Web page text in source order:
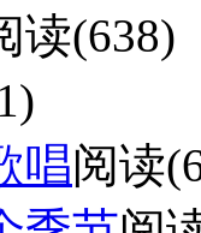
读(638)
唱阅读